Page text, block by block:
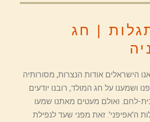
| חג
הישראלים אודות הנצרות, מסורותיה
ושמענו על חג המולד, רובנו יודעים
לחם. ואולם מעטים מאתנו שמעו
ה'אפיפני'. זאת מפני שעד לנפילת